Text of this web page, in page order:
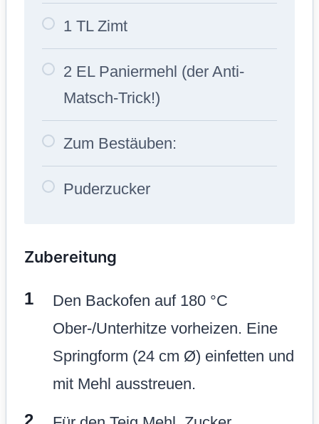
1 TL Zimt
2 EL Paniermehl (der Anti-
Matsch-Trick!)
Zum Bestäuben:
Puderzucker
Zubereitung
Den Backofen auf 180 °C
Ober-/Unterhitze vorheizen. Eine
Springform (24 cm Ø) einfetten und
mit Mehl ausstreuen.